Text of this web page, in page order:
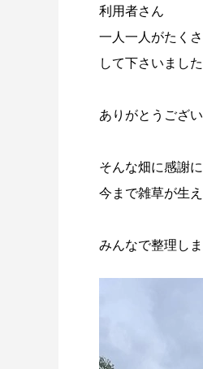
利用者さん
一人一人がたく
して下さいました
ありがとうござ
そんな畑に感謝
今まで雑草が生
みんなで整理し